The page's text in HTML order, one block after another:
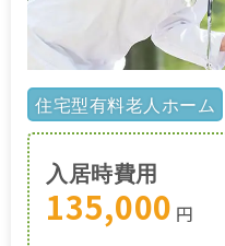
住宅型有料老人ホーム
入居時費用
135,000 円